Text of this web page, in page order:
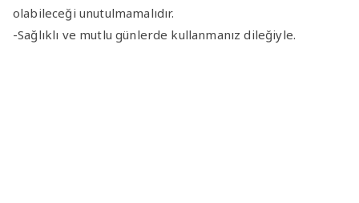
olabileceği unutulmamalıdır.
-Sağlıklı ve mutlu günlerde kullanmanız dileğiyle.